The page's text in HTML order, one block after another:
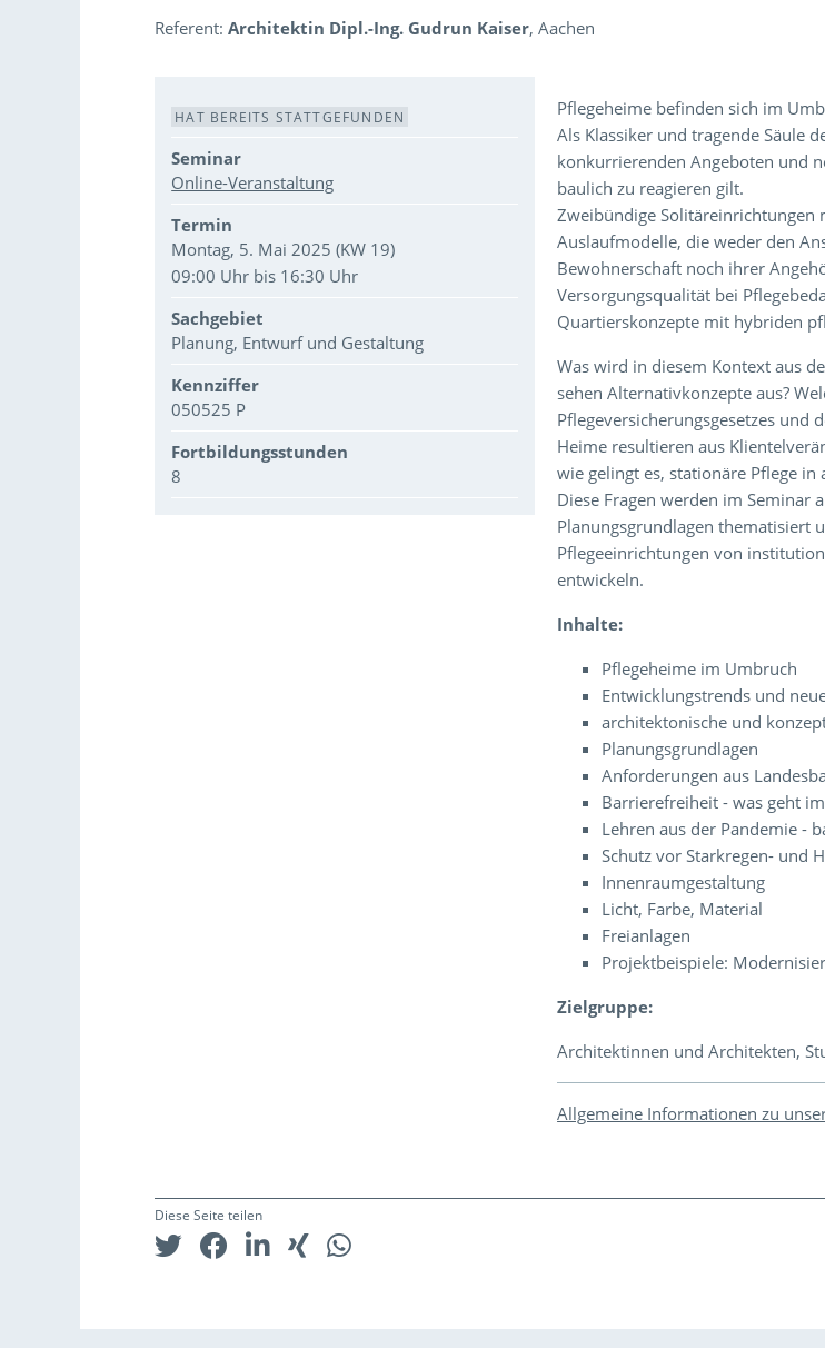
Referent:Architektin Dipl.-Ing. Gudrun Kaiser, Aachen
Veranstaltungsdaten
HAT BEREITS STATTGEFUNDEN
Seminar
Online-Veranstaltung
Termin
Montag, 5. Mai 2025 (KW 19)
09:00 Uhr bis 16:30 Uhr
Sachgebiet
Planung, Entwurf und Gestaltung
Kennziffer
050525 P
Fortbildungsstunden
8
Pflegeheime befinden sich im
Als Klassiker und tragende Säule
konkurrierenden Angeboten und
baulich zu reagieren gilt.
Zweibündige Solitäreinrichtungen
Auslaufmodelle, die weder den
Bewohnerschaft noch ihrer
Versorgungsqualität bei
Quartierskonzepte mit hybriden
Was wird in diesem Kontext aus
sehen Alternativkonzepte aus?
Pflegeversicherungsgesetzes und
Heime resultieren aus
wie gelingt es, stationäre Pflege
Diese Fragen werden im Seminar
Planungsgrundlagen thematisiert
Pflegeeinrichtungen von
entwickeln.
Inhalte:
Pflegeheime im Umbruch
Entwicklungstrends und
architektonische und
Planungsgrundlagen
Anforderungen aus
Barrierefreiheit - was geht
Lehren aus der Pandemie -
Schutz vor Starkregen- und
Innenraumgestaltung
Licht, Farbe, Material
Freianlagen
Projektbeispiele:
Zielgruppe:
Architektinnen und Architekten,
Allgemeine Informationen zu
Diese Seite teilen